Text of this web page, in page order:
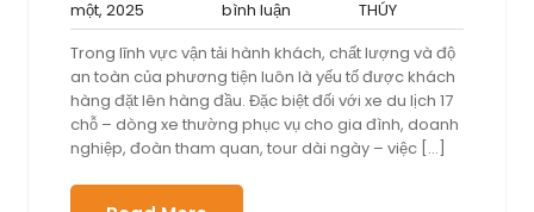
một, 2025
Tháng
mười
một,
2025
bình luậnKhông
có
bình
luận
THÚYNGUYỄN
THÚY
Trong lĩnh vực vận tải hành khách, chất lượng và độ
an toàn của phương tiện luôn là yếu tố được khách
hàng đặt lên hàng đầu. Đặc biệt đối với xe du lịch 17
chỗ – dòng xe thường phục vụ cho gia đình, doanh
nghiệp, đoàn tham quan, tour dài ngày – việc […]